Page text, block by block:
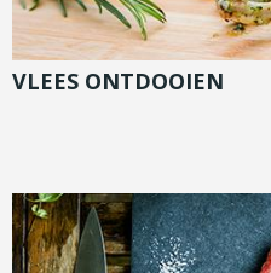
VLEES ONTDOOIEN